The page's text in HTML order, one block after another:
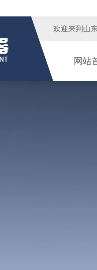
欢迎来到 山
网站